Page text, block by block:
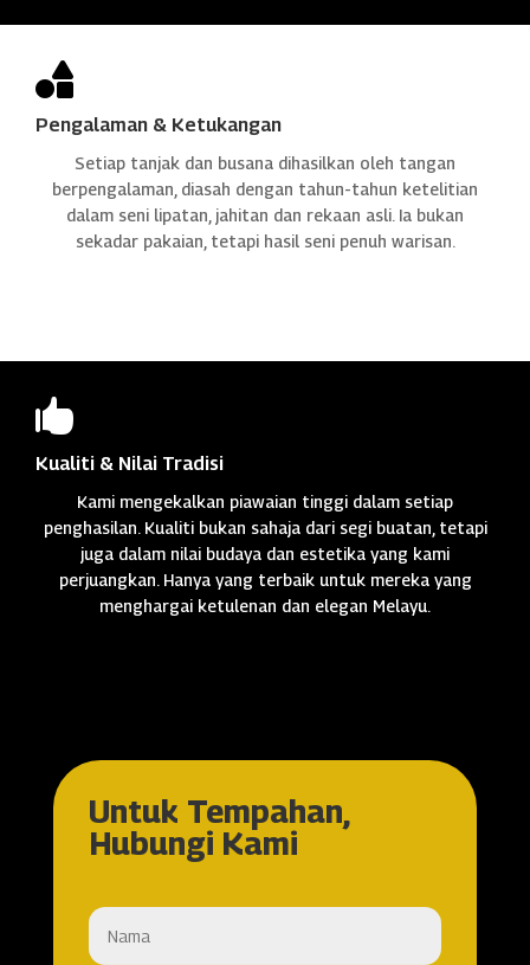

Pengalaman & Ketukangan
Setiap tanjak dan busana dihasilkan oleh tangan
berpengalaman, diasah dengan tahun-tahun ketelitian
dalam seni lipatan, jahitan dan rekaan asli. Ia bukan
sekadar pakaian, tetapi hasil seni penuh warisan.

Kualiti & Nilai Tradisi
Kami mengekalkan piawaian tinggi dalam setiap
penghasilan. Kualiti bukan sahaja dari segi buatan, tetapi
juga dalam nilai budaya dan estetika yang kami
perjuangkan. Hanya yang terbaik untuk mereka yang
menghargai ketulenan dan elegan Melayu.
Untuk Tempahan,
Hubungi Kami